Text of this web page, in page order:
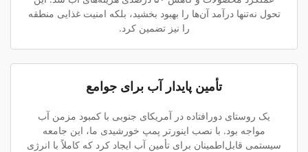
تحول نه‌تنها درآمد آن‌ها را بهبود بخشید، بلکه امنیت غذایی منطقه
را نیز تضمین کرد.
تأمین پایدار آب برای جوامع
یک روستای دورافتاده در آمریکای جنوبی با کمبود مزمن آب
مواجه بود. با نصب اینورتر پمپ خورشیدی ما، این جامعه
سیستمی قابل‌اطمینان برای تأمین آب ایجاد کرد که کاملاً با انرژی